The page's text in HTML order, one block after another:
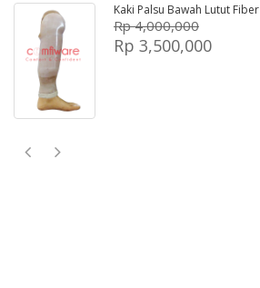
Kaki Palsu Bawah Lutut Fiber
Rp 4,000,000
Rp 3,500,000